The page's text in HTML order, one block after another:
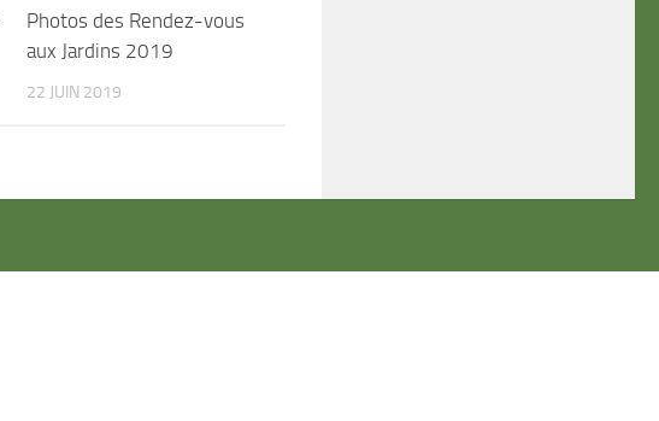
Photos des Rendez-vous
aux Jardins 2019
22 JUIN 2019